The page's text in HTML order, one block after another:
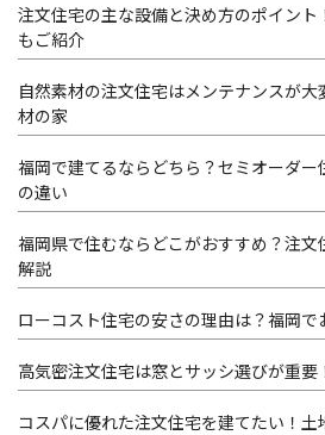
注文住宅の主な設備と決め方のポイン
もご紹介
自然素材の注文住宅はメンテナンスが
材の家
福岡で建てるならどちら？セミオーダー
の違い
福岡県で住むならどこがおすすめ？注
解説
ローコスト住宅の安さの理由は？福岡
高気密注文住宅は窓とサッシ選びが重要
コスパに優れた注文住宅を建てたい！土